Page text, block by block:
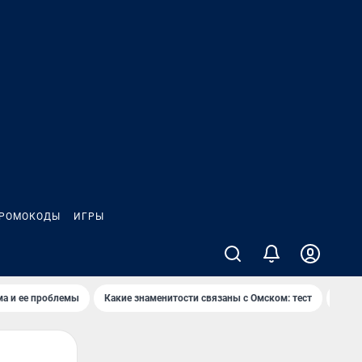
ИГРЫ
и ее проблемы Какие знаменитости связаны с Омском: тест